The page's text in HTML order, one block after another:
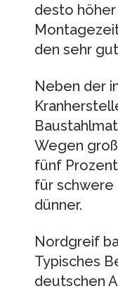
desto
den sehr
Neben der
Wegen
fünf
für schwere
dünner.
Nordgreif
Typisches
deutschen